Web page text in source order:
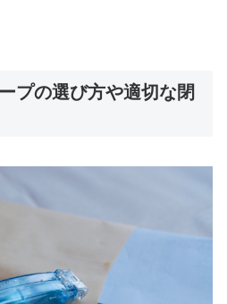
プの選び方や適切な閉